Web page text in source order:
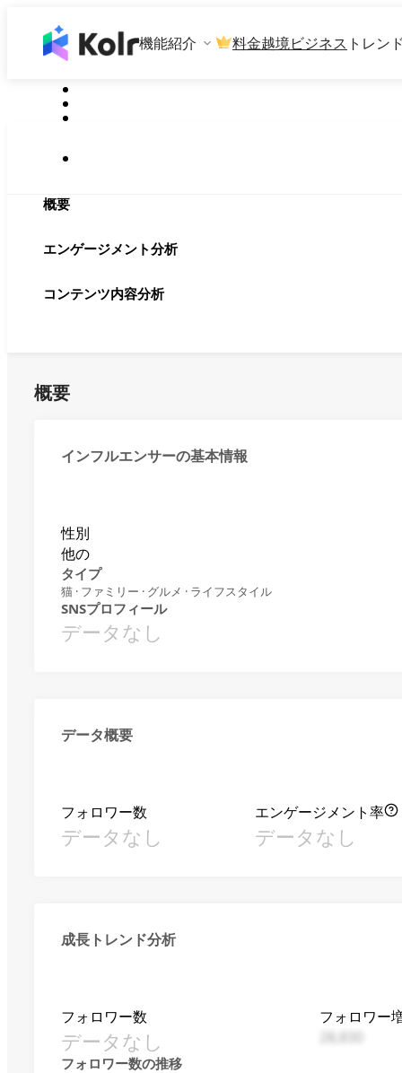
機能紹介 料金越境ビジネス トレン
概要
エンゲージメント分析
コンテンツ内容分析
概要
インフルエンサーの基本情報
性別
他の
タイプ
猫 · ファミリー · グルメ · ライフスタイル
SNSプロフィール
データなし
データ概要
フォロワー数
データなし
エンゲージメント率
データなし
成長トレンド分析
フォロワー数
データなし
フォロワー
フォロワー数の推移